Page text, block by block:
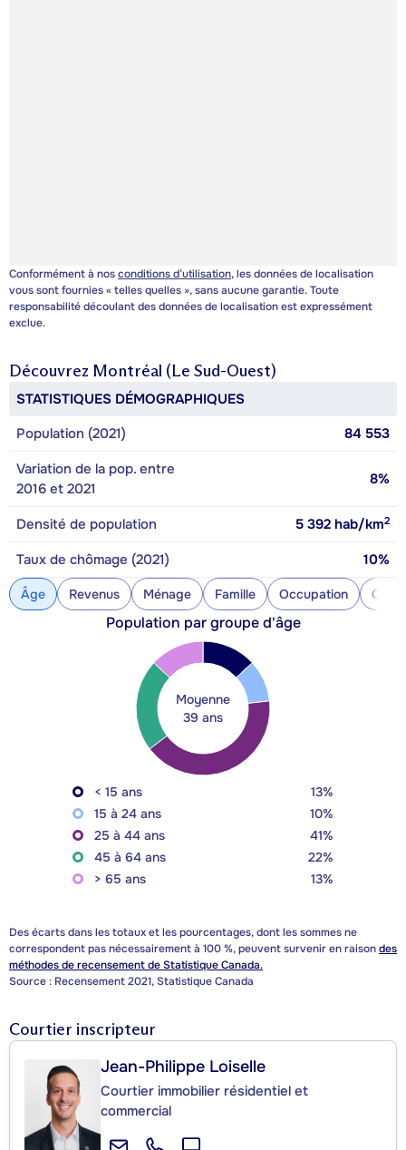
Conformément à nosconditions d’utilisation, les données de localisation
vous sont fournies « telles quelles », sans aucune garantie. Toute
responsabilité découlant des données de localisation est expressément
exclue.
Découvrez Montréal (Le Sud-Ouest)
STATISTIQUES DÉMOGRAPHIQUES
Population (2021)
84 553
Variation de la pop. entre
2016 et 2021
8%
Densité de population 5 392 hab/km2
Taux de chômage (2021) 10%
Âge Revenus Ménage Famille Occupation
Population par groupe d'âge
Moyenne
39 ans
< 15 ans
13%
15 à 24 ans
10%
25 à 44 ans
41%
45 à 64 ans
22%
> 65 ans
13%
Des écarts dans les totaux et les pourcentages, dont les sommes ne
correspondent pas nécessairement à 100 %, peuvent survenir en raisondes
méthodes de recensement de Statistique Canada.
Source : Recensement 2021, Statistique Canada
Courtier inscripteur
Jean-Philippe Loiselle
Courtier immobilier résidentiel et
commercial